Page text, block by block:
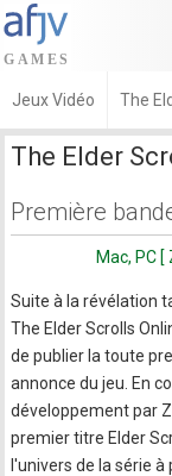
Jeux Vidéo The
The Elder
Première
Mac, PC
Suite à la révélation
The Elder Scrolls
de publier la toute
annonce du jeu. En
développement par
premier titre Elder
l'univers de la série à